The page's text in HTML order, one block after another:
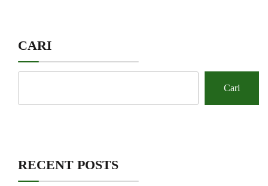
CARI
Cari
RECENT POSTS